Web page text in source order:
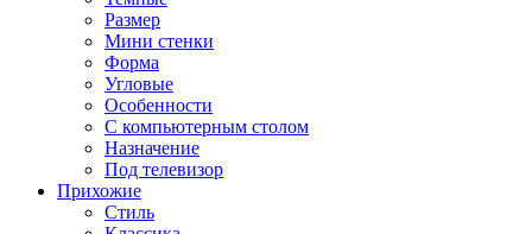
Размер
Мини стенки
Форма
Угловые
Особенности
С компьютерным столом
Назначение
Под телевизор
Прихожие
Стиль